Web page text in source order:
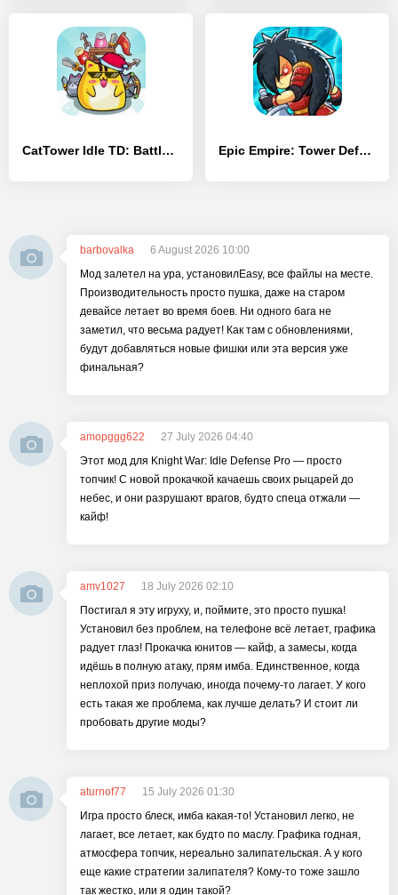
CatTower Idle TD: Battle Arena Epic Empire: Tower Defense
barbovalka
6 August 2026 10:00
Мод залетел на ура, установилEasy, все файлы на месте.
Производительность просто пушка, даже на старом
девайсе летает во время боев. Ни одного бага не
заметил, что весьма радует! Как там с обновлениями,
будут добавляться новые фишки или эта версия уже
финальная?
amopggg622
27 July 2026 04:40
Этот мод для Knight War: Idle Defense Pro — просто
топчик! С новой прокачкой качаешь своих рыцарей до
небес, и они разрушают врагов, будто спеца отжали —
кайф!
amv1027
18 July 2026 02:10
Постигал я эту игруху, и, поймите, это просто пушка!
Установил без проблем, на телефоне всё летает, графика
радует глаз! Прокачка юнитов — кайф, а замесы, когда
идёшь в полную атаку, прям имба. Единственное, когда
неплохой приз получаю, иногда почему-то лагает. У кого
есть такая же проблема, как лучше делать? И стоит ли
пробовать другие моды?
aturnof77
15 July 2026 01:30
Игра просто блеск, имба какая-то! Установил легко, не
лагает, все летает, как будто по маслу. Графика годная,
атмосфера топчик, нереально залипательская. А у кого
еще какие стратегии залипателя? Кому-то тоже зашло
так жестко, или я один такой?